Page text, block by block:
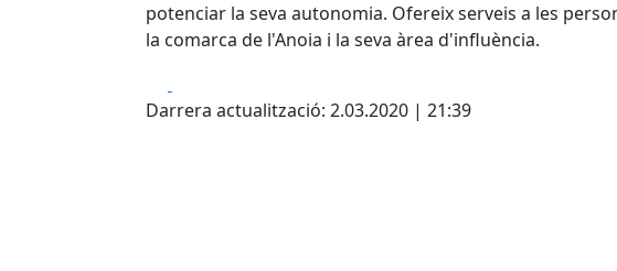
potenciar la seva autonomia. Ofereix serveis a les
la comarca de l'Anoia i la seva àrea d'influència.
Darrera actualització: 2.03.2020 | 21:39